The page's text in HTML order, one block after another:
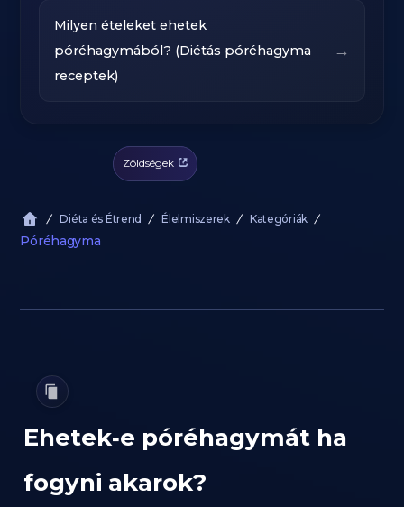
Milyen ételeket ehetek
póréhagymából? (Diétás póréhagyma
receptek)
→
Zöldségek
Diéta és Étrend Élelmiszerek Kategóriák
Póréhagyma
Ehetek‑e póréhagymát ha
fogyni akarok?